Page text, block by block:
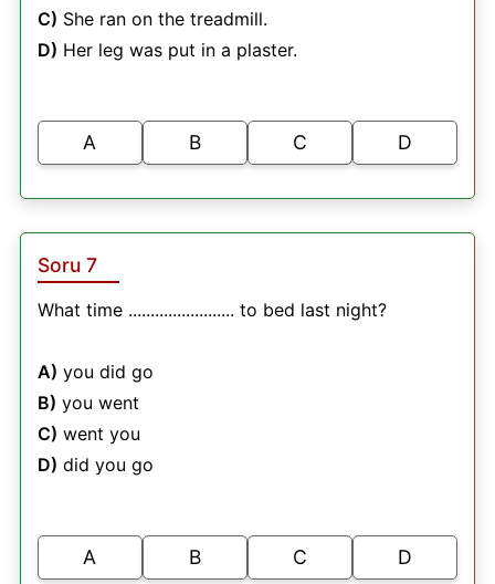
C) She ran on the treadmill.
D) Her leg was put in a plaster.
A B C D
Soru 7
What time ........................ to bed last night?
A) you did go
B) you went
C) went you
D) did you go
A B C D